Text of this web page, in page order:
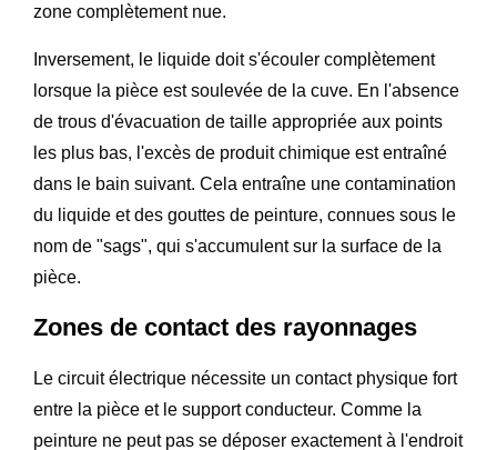
zone complètement nue.
Inversement, le liquide doit s'écouler complètement
lorsque la pièce est soulevée de la cuve. En l'absence
de trous d'évacuation de taille appropriée aux points
les plus bas, l'excès de produit chimique est entraîné
dans le bain suivant. Cela entraîne une contamination
du liquide et des gouttes de peinture, connues sous le
nom de "sags", qui s'accumulent sur la surface de la
pièce.
Zones de contact des rayonnages
Le circuit électrique nécessite un contact physique fort
entre la pièce et le support conducteur. Comme la
peinture ne peut pas se déposer exactement à l'endroit